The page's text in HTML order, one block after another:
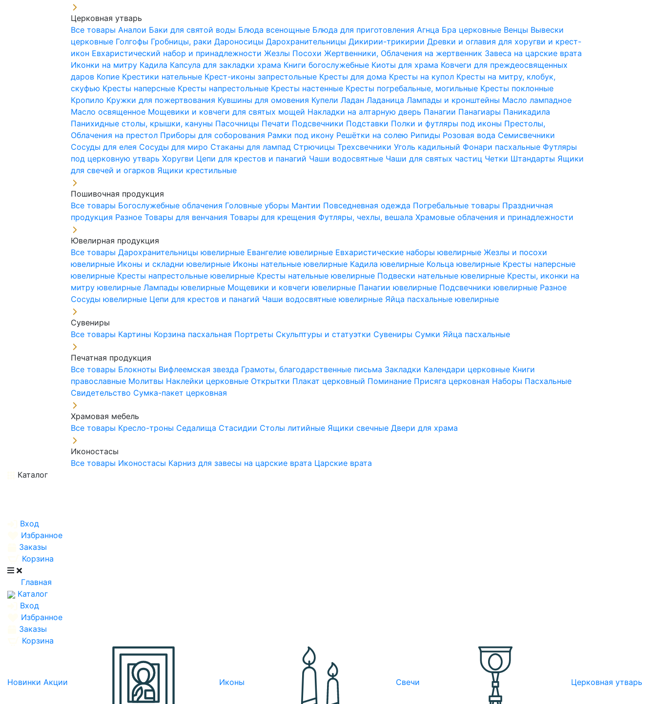
Церковная утварь
Все товарыАналои Баки для святой воды Блюда всенощные Блюда для приготовления Агнца Бра церковные Венцы Вывески
церковные Голгофы Гробницы, ракиДароносицыДарохранительницыДикирии-трикирииДревки и оглавия для хоругви и крест-
икон Евхаристический набор и принадлежностиЖезлы ПосохиЖертвенники, Облачения на жертвенник Завеса на царские врата
Иконки на митру Кадила Капсула для закладки храма Книги богослужебные Киоты для храма Ковчеги для преждеосвященных
даров Копие Крестики нательные Крест-иконы запрестольные Кресты для дома Кресты на купол Кресты на митру, клобук,
скуфью Кресты наперсные Кресты напрестольные Кресты настенные Кресты погребальные, могильные Кресты поклонные
Кропило Кружки для пожертвования Кувшины для омовения КупелиЛаданЛаданицаЛампады и кронштейны Масло лампадное
Масло освященное Мощевики и ковчеги для святых мощей Накладки на алтарную дверь Панагии Панагиары Паникадила
Панихидные столы, крышки, кануны Пасочницы Печати Подсвечники Подставки Полки и футляры под иконы Престолы,
Облачения на престол Приборы для соборования Рамки под икону Решётки на солею Рипиды Розовая вода Семисвечники
Сосуды для елея Сосуды для миро Стаканы для лампад СтрючицыТрехсвечникиУголь кадильный Фонари пасхальные Футляры
под церковную утварьХоругви Цепи для крестов и панагий Чаши водосвятные Чаши для святых частиц Четки Штандарты Ящики
для свечей и огарков Ящики крестильные
Пошивочная продукция
Все товары Богослужебные облачения Головные уборы Мантии Повседневная одежда Погребальные товары Праздничная
продукция РазноеТовары для венчанияТовары для крещения Футляры, чехлы, вешалаХрамовые облачения и принадлежности
Ювелирная продукция
Все товарыДарохранительницы ювелирные Евангелие ювелирные Евхаристические наборы ювелирныеЖезлы и посохи
ювелирные Иконы и складни ювелирные Иконы нательные ювелирные Кадила ювелирные Кольца ювелирные Кресты наперсные
ювелирные Кресты напрестольные ювелирные Кресты нательные ювелирные Подвески нательные ювелирные Кресты, иконки на
митру ювелирныеЛампады ювелирные Мощевики и ковчеги ювелирные Панагии ювелирные Подсвечники ювелирные Разное
Сосуды ювелирные Цепи для крестов и панагий Чаши водосвятные ювелирные Яйца пасхальные ювелирные
Сувениры
Все товары Картины Корзина пасхальная Портреты Скульптуры и статуэтки Сувениры Сумки Яйца пасхальные
Печатная продукция
Все товары Блокноты Вифлеемская звезда Грамоты, благодарственные письма Закладки Календари церковные Книги
православные Молитвы Наклейки церковные Открытки Плакат церковный Поминание Присяга церковная Наборы Пасхальные
Свидетельство Сумка-пакет церковная
Храмовая мебель
Все товары Кресло-троны Седалища Стасидии Столы литийные Ящики свечныеДвери для храма
Иконостасы
Все товары Иконостасы Карниз для завесы на царские врата Царские врата
Каталог
Вход
Избранное
Заказы
Корзина
Главная
Каталог
Вход
Избранное
Заказы
Корзина
Новинки Акции Иконы Свечи Церковная утварь